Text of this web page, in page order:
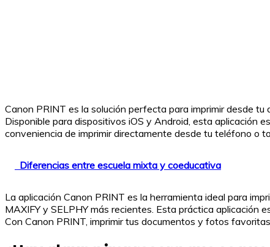
Canon PRINT es la solución perfecta para imprimir desde
Disponible para dispositivos iOS y Android, esta aplicación
conveniencia de imprimir directamente desde tu teléfono o
Diferencias entre escuela mixta y coeducativa
La aplicación Canon PRINT es la herramienta ideal para
MAXIFY y SELPHY más recientes. Esta práctica
Con Canon PRINT, imprimir tus documentos y fotos